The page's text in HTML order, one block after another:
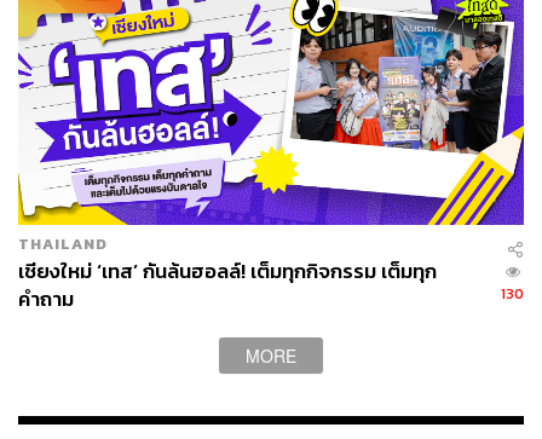
THAILAND
เชียงใหม่ ‘เทส’ กันล้นฮอลล์! เต็มทุกกิจกรรม เต็มทุก
คำถาม
130
MORE